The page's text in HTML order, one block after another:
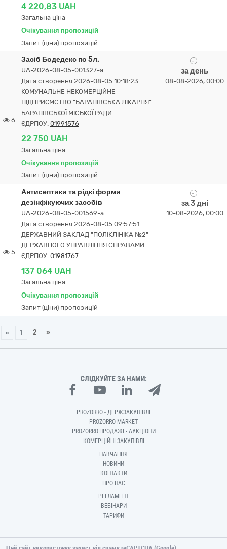
4 220,83 UAH
Загальна ціна
Очікування пропозицій
Запит (ціни) пропозицій
6
Засіб Бодедекс по 5л.
UA-2026-08-05-001327-a
Дата створення 2026-08-05 10:18:23
КОМУНАЛЬНЕ НЕКОМЕРЦІЙНЕ
ПІДПРИЄМСТВО "БАРАНІВСЬКА ЛІКАРНЯ"
БАРАНІВСЬКОЇ МІСЬКОЇ РАДИ
ЄДРПОУ: 01991576
22 750 UAH
Загальна ціна
Очікування пропозицій
Запит (ціни) пропозицій
за день
08-08-2026, 00:00
5
Антисептики та рідкі форми
дезінфікуючих засобів
UA-2026-08-05-001569-a
Дата створення 2026-08-05 09:57:51
ДЕРЖАВНИЙ ЗАКЛАД "ПОЛІКЛІНІКА №2"
ДЕРЖАВНОГО УПРАВЛІННЯ СПРАВАМИ
ЄДРПОУ: 01981767
137 064 UAH
Загальна ціна
Очікування пропозицій
Запит (ціни) пропозицій
за 3 дні
10-08-2026, 00:00
« 1 2 »
СЛІДКУЙТЕ ЗА НАМИ:
PROZORRO - ДЕРЖЗАКУПІВЛІ
PROZORRO MARKET
PROZORRO.ПРОДАЖІ - АУКЦІОНИ
КОМЕРЦІЙНІ ЗАКУПІВЛІ
НАВЧАННЯ
НОВИНИ
КОНТАКТИ
ПРО НАС
РЕГЛАМЕНТ
ВЕБІНАРИ
ТАРИФИ